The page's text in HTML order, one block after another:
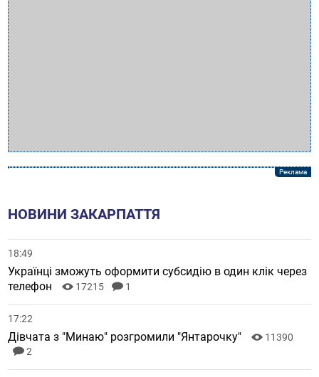
НОВИНИ ЗАКАРПАТТЯ
18:49
Українці зможуть оформити субсидію в один клік через
телефон
17215 1
17:22
Дівчата з "Минаю" розгромили "Янтарочку"
11390
2